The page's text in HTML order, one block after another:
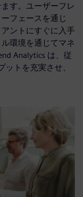
す。ユーザーフレ
フェースを通じ
ントにすぐに入手
環境を通じてマネ
Analytics は、従
ットを充実させ、